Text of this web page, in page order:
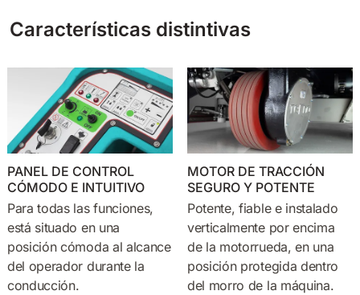
Características distintivas
PANEL DE CONTROL
CÓMODO E INTUITIVO
Para todas las funciones,
está situado en una
posición cómoda al alcance
del operador durante la
conducción.
MOTOR DE TRACCIÓN
SEGURO Y POTENTE
Potente, fiable e instalado
verticalmente por encima
de la motorrueda, en una
posición protegida dentro
del morro de la máquina.